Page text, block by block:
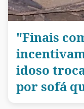
"Finais
idoso
por sofá